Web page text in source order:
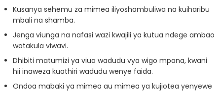
Kusanya sehemu za mimea iliyoshambuliwa na kuiharibu
mbali na shamba.
Jenga viunga na nafasi wazi kwajili ya kutua ndege ambao
watakula viwavi.
Dhibiti matumizi ya viua wadudu vya wigo mpana, kwani
hii inaweza kuathiri wadudu wenye faida.
Ondoa mabaki ya mimea au mimea ya kujiotea yenyewe